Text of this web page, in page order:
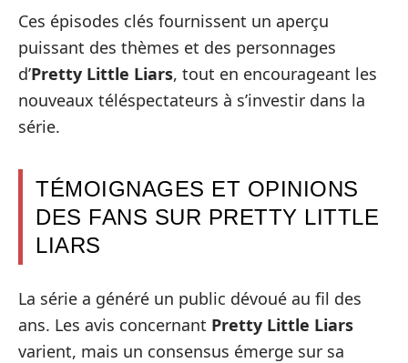
Ces épisodes clés fournissent un aperçu
puissant des thèmes et des personnages
d’Pretty Little Liars, tout en encourageant les
nouveaux téléspectateurs à s’investir dans la
série.
TÉMOIGNAGES ET OPINIONS
DES FANS SUR PRETTY LITTLE
LIARS
La série a généré un public dévoué au fil des
ans. Les avis concernant Pretty Little Liars
varient, mais un consensus émerge sur sa